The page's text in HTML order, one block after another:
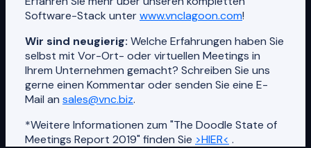
Software-Stack unterwww.vnclagoon.com!
Wir sind neugierig: Welche Erfahrungen haben Sie
selbst mit Vor-Ort- oder virtuellen Meetings in
Ihrem Unternehmen gemacht? Schreiben Sie uns
gerne einen Kommentar oder senden Sie eine E-
Mail an sales@vnc.biz.
*Weitere Informationen zum "The Doodle State of
Meetings Report 2019" finden Sie >HIER< .